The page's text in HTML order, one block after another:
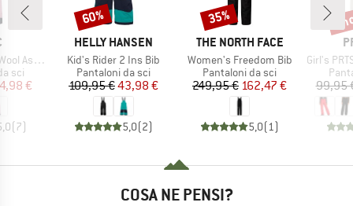
Ski Pants
sci
ridotto
€
(7)
MARCHIO
HELLY HANSEN
Articolo
Kid's Rider 2 Ins Bib
Gruppo di prodotti
Pantaloni da sci
Prezzo
109,95 €Prezzo ridotto
43,98 €
5,0(2)
Sconto
60%
MARCHIO
THE NORTH FACE
Articolo
Women's Freedom Bib
Gruppo di prodotti
Pantaloni da sci
Prezzo
249,95 €Prezzo ridotto
162,47 €
5,0(1)
Sconto
35%
Articolo
Girl's
99,95
COSA NE PENSI?